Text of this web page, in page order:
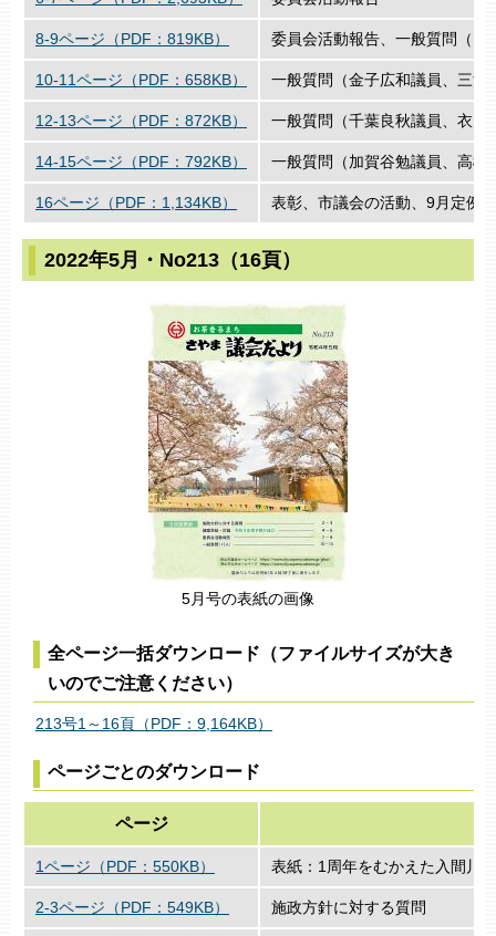
8-9ページ（PDF：819KB） 委員会活動報告、一般質問（
10-11ページ（PDF：658KB） 一般質問（金子広和議員、三
12-13ページ（PDF：872KB） 一般質問（千葉良秋議員、衣
14-15ページ（PDF：792KB） 一般質問（加賀谷勉議員、高
16ページ（PDF：1,134KB） 表彰、市議会の活動、9月定例
2022年5月・No213（16頁）
5月号の表紙の画像
全ページ一括ダウンロード（ファイルサイズが大き
いのでご注意ください）
213号1～16頁（PDF：9,164KB）
ページごとのダウンロード
ページ
1ページ（PDF：550KB） 表紙：1周年をむかえた入間川
2-3ページ（PDF：549KB） 施政方針に対する質問